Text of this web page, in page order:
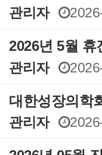
관리자
2026년 5월 휴
관리자
대한성장의학
관리자